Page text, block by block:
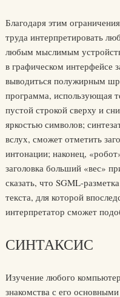
Благодаря этим
труда интерпретировать
любым мыслимым
в графическом интерфейсе
выводиться полужирным
программа, использующая
пустой строкой сверху и
яркостью символов;
вслух, сможет отметить
интонации; наконец,
заголовка больший «вес»
сказать, что SGML-
текста, для которой
интерпретатор сможет
СИНТАКСИС
Изучение любого
знакомства с его